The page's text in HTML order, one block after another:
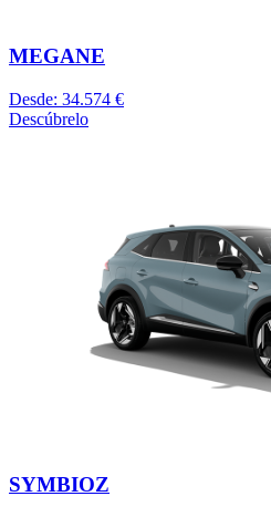
MEGANE
Desde: 34.574 €
Descúbrelo
SYMBIOZ